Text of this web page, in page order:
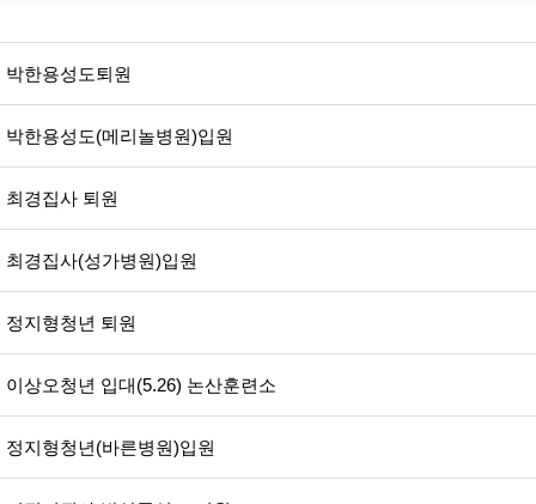
박한용성도퇴원
박한용성도(메리놀병원)입원
최경집사 퇴원
최경집사(성가병원)입원
정지형청년 퇴원
이상오청년 입대(5.26) 논산훈련소
정지형청년(바른병원)입원